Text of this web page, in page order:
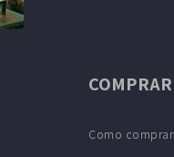
COMPRAR
Como comprar